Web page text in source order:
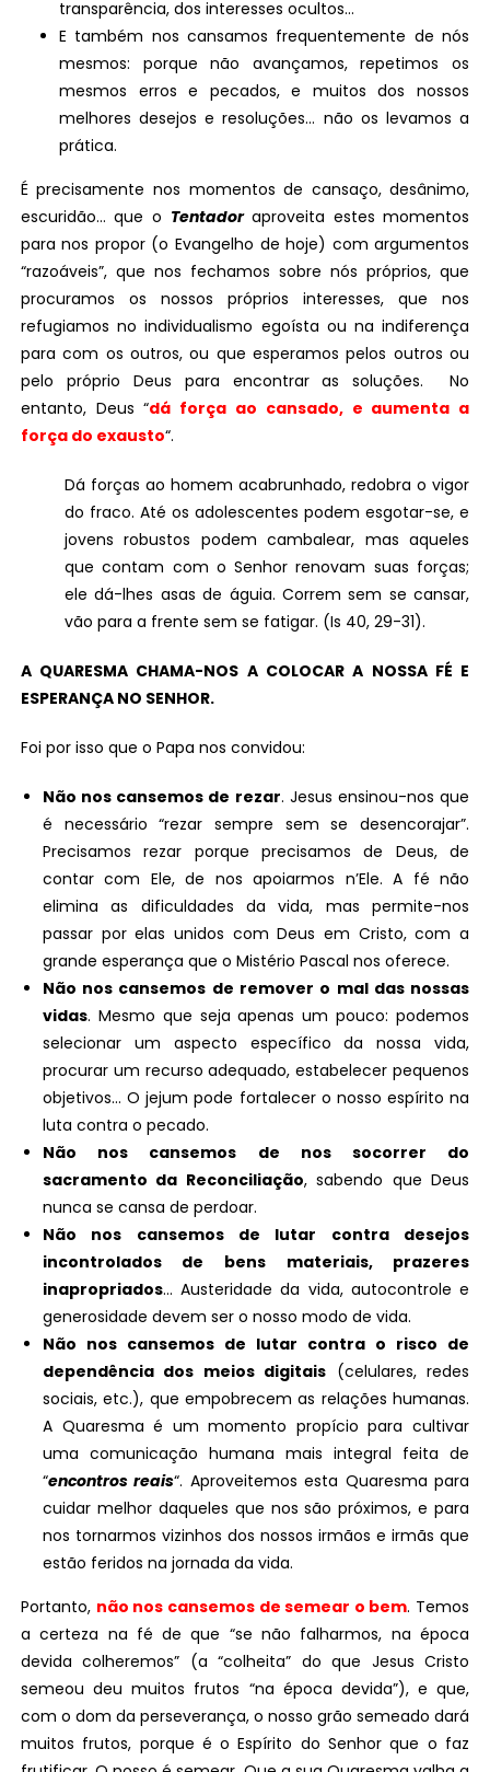
transparência, dos interesses ocultos…
E também nos cansamos frequentemente de nós
mesmos: porque não avançamos, repetimos os
mesmos erros e pecados, e muitos dos nossos
melhores desejos e resoluções… não os levamos a
prática.
É precisamente nos momentos de cansaço, desânimo,
escuridão… que o Tentadoraproveita estes momentos
para nos propor (o Evangelho de hoje) com argumentos
“razoáveis”, que nos fechamos sobre nós próprios, que
procuramos os nossos próprios interesses, que nos
refugiamos no individualismo egoísta ou na indiferença
para com os outros, ou que esperamos pelos outros ou
pelo próprio Deus para encontrar as soluções. No
entanto, Deus “dá força ao cansado, e aumenta a
força do exausto“.
Dá forças ao homem acabrunhado, redobra o vigor
do fraco. Até os adolescentes podem esgotar-se, e
jovens robustos podem cambalear, mas aqueles
que contam com o Senhor renovam suas forças;
ele dá-lhes asas de águia. Correm sem se cansar,
vão para a frente sem se fatigar. (Is 40, 29-31).
A QUARESMA CHAMA-NOS A COLOCAR A NOSSA FÉ E
ESPERANÇA NO SENHOR.
Foi por isso que o Papa nos convidou:
Não nos cansemos de rezar. Jesus ensinou-nos que
é necessário “rezar sempre sem se desencorajar”.
Precisamos rezar porque precisamos de Deus, de
contar com Ele, de nos apoiarmos n’Ele. A fé não
elimina as dificuldades da vida, mas permite-nos
passar por elas unidos com Deus em Cristo, com a
grande esperança que o Mistério Pascal nos oferece.
Não nos cansemos de remover o mal das nossas
vidas. Mesmo que seja apenas um pouco: podemos
selecionar um aspecto específico da nossa vida,
procurar um recurso adequado, estabelecer pequenos
objetivos… O jejum pode fortalecer o nosso espírito na
luta contra o pecado.
Não nos cansemos de nos socorrer do
sacramento da Reconciliação, sabendo que Deus
nunca se cansa de perdoar.
Não nos cansemos de lutar contra desejos
incontrolados de bens materiais, prazeres
inapropriados… Austeridade da vida, autocontrole e
generosidade devem ser o nosso modo de vida.
Não nos cansemos de lutar contra o risco de
dependência dos meios digitais (celulares, redes
sociais, etc.), que empobrecem as relações humanas.
A Quaresma é um momento propício para cultivar
uma comunicação humana mais integral feita de
“encontros reais“. Aproveitemos esta Quaresma para
cuidar melhor daqueles que nos são próximos, e para
nos tornarmos vizinhos dos nossos irmãos e irmãs que
estão feridos na jornada da vida.
Portanto, não nos cansemos de semear o bem. Temos
a certeza na fé de que “se não falharmos, na época
devida colheremos” (a “colheita” do que Jesus Cristo
semeou deu muitos frutos “na época devida”), e que,
com o dom da perseverança, o nosso grão semeado dará
muitos frutos, porque é o Espírito do Senhor que o faz